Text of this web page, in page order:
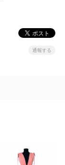
通報する